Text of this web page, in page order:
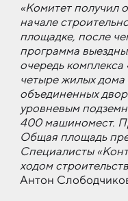
«Комитет получил
начале
площадке, после
программа
очередь
четыре жилых дома
объединенных
уровневым
400 машиномест.
Общая площадь
Специалисты
ходом
Антон